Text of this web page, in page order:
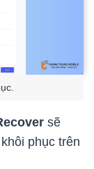
sẽ
phục trên